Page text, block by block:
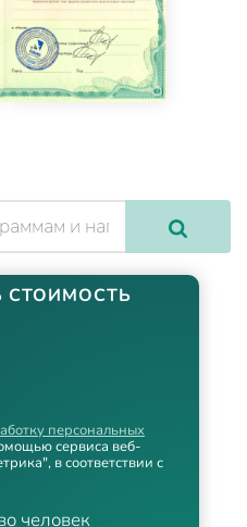
СТОИМОСТЬ
человек
персональных
сервиса веб-
в соответствии с